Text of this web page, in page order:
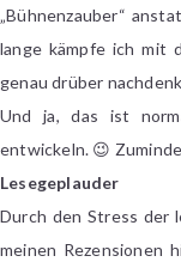
„Bühnenzauber“
lange kämpfe ich mit
genau drüber
Und ja, das ist
entwickeln. 😉
Lesegeplauder
Durch den Stress der
meinen Rezensionen